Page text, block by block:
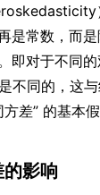
是常数，而
即对于不同
是不同的，这
方差” 的基本
的影响